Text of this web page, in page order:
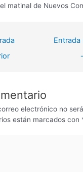
matinal de Nuevos
Entrada
electrónico no
están marcados con